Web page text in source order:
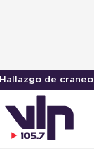
Hallazgo de craneo